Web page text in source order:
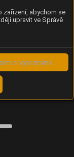
zařízení, abychom se
upravit ve Správě
s vybranými